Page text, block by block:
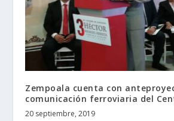
Zempoala cuenta con
comunicación ferroviaria del
20 septiembre, 2019